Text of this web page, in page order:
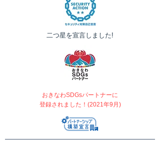
​二つ星を宣言しました!
おきなわSDGsパートナーに
登録されました！(2021年9月)